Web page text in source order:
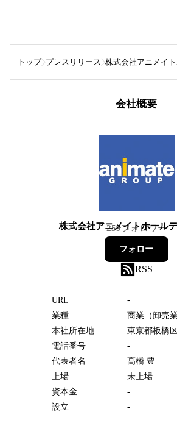
トップ プレスリリース 株式会社アニメイ
会社概要
株式会社アニメイトホール
259フォロワー
フォロー
RSS
URL
-
業種
商業（卸売
本社所在地
東京都板橋
電話番号
-
代表者名
髙橋 豊
上場
未上場
資本金
-
設立
-